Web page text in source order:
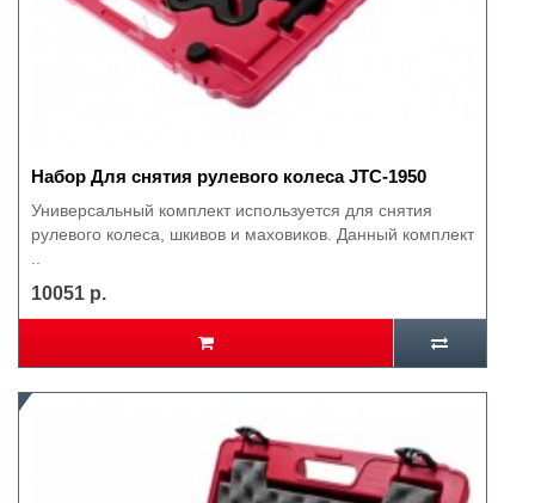
Набор Для снятия рулевого колеса JTC-1950
Универсальный комплект используется для снятия
рулевого колеса, шкивов и маховиков. Данный комплект
10051 р.